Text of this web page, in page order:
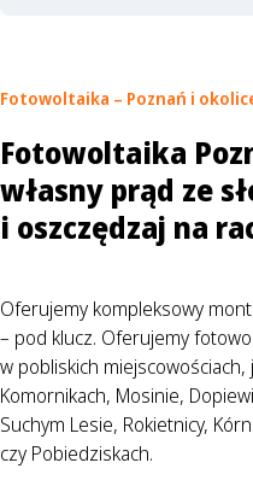
Fotowoltaika – Poznań i
Fotowoltaika
własny prąd ze
i oszczędzaj na
Oferujemy kompleksowy
– pod klucz. Oferujemy
w pobliskich
Komornikach, Mosinie,
Suchym Lesie, Rokietnicy,
czy Pobiedziskach.